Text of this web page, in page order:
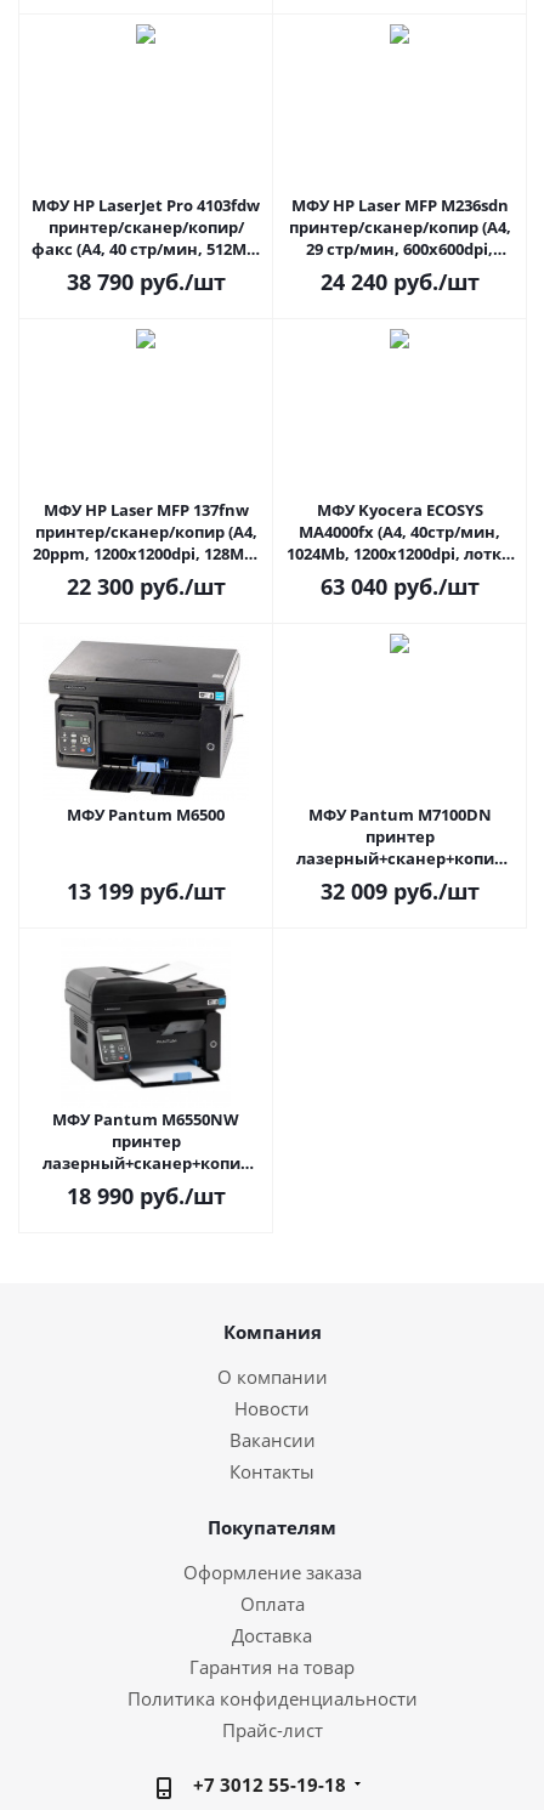
МФУ HP LaserJet Pro 4103fdw
принтер/сканер/копир/
факс (A4, 40 стр/мин, 512Mb,
1200dpi, DADF, дуплекс,
USB/LAN/WiFi, нагрузка до
38 790руб./шт
МФУ HP Laser MFP M236sdn
принтер/сканер/копир (A4,
29 стр/мин, 600x600dpi,
64Mb, лоток 150л, дуплекс,
ADF, USB/LAN, до 20000стр/
24 240руб./шт
МФУ HP Laser MFP 137fnw
принтер/сканер/копир (A4,
20ppm, 1200x1200dpi, 128Mb,
USB/LAN, до 10000стр/мес)
22 300руб./шт
МФУ Kyocera ECOSYS
MA4000fx (A4, 40стр/мин,
1024Mb, 1200x1200dpi, лотки
250+100 л, DADF, дуплекс,
USB/LAN, 80000стр/мес,
63 040руб./шт
МФУ Pantum M6500
13 199руб./шт
МФУ Pantum M7100DN
принтер
лазерный+сканер+копир
(A4, 33ppm, 1200dpi, 256Mb,
лоток 250л, ADF, USB/LAN, до
32 009руб./шт
МФУ Pantum M6550NW
принтер
лазерный+сканер+копир
(A4, 22ppm, 1200dpi, 128Mb,
лоток 150л, USB2.0, до
18 990руб./шт
Компания
О компании
Новости
Вакансии
Контакты
Покупателям
Оформление заказа
Оплата
Доставка
Гарантия на товар
Политика конфиденциальности
Прайс-лист
+7 3012 55-19-18